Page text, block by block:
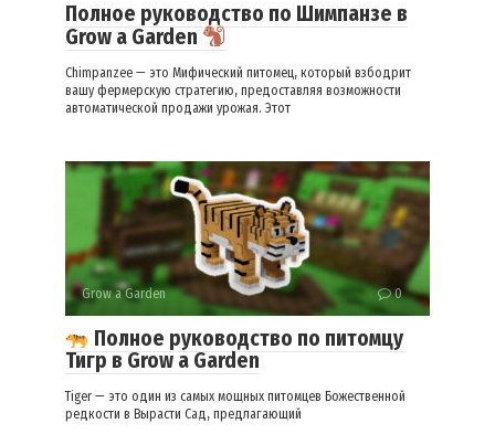
Полное руководство по Шимпанзе в
Grow a Garden
Chimpanzee — это Мифический питомец, который взбодрит
вашу фермерскую стратегию, предоставляя возможности
автоматической продажи урожая. Этот
Grow a Garden 0
Полное руководство по питомцу
Тигр в Grow a Garden
Tiger — это один из самых мощных питомцев Божественной
редкости в Вырасти Сад, предлагающий